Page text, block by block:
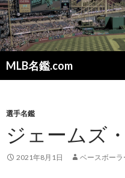
MLB名鑑.com
索
ン
へ
キ
選手名鑑
ジェームズ
2021年8月1日 ベースボーラ